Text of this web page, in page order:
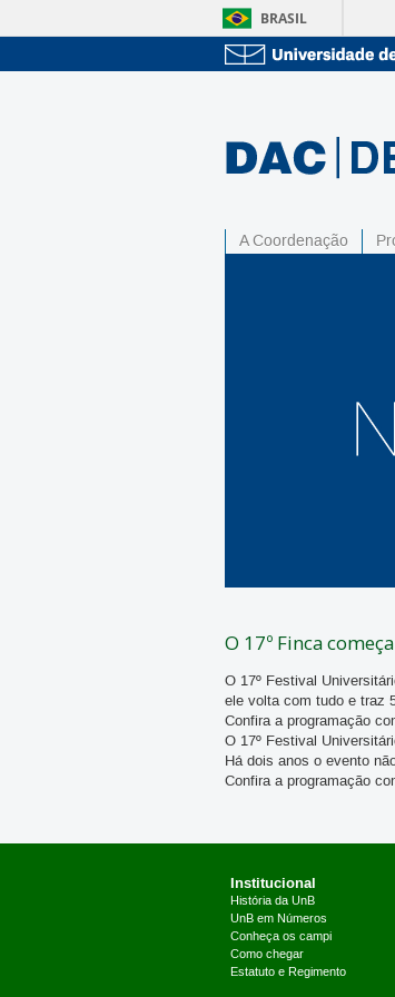
BRASIL
A Coordenação
O 17º Finca
O 17º Festival
ele volta com tudo e traz
Confira a programação
O 17º Festival
Há dois anos o evento
Confira a programação
Institucional
História da UnB
UnB em Números
Conheça os campi
Como chegar
Estatuto e Regimento